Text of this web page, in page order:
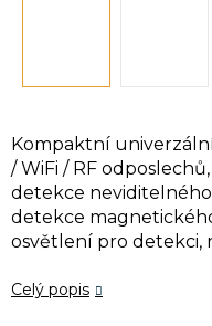
Kompaktní
/WiFi / RF
detekce
detekce
osvětlení pro detekci,
Celý popis